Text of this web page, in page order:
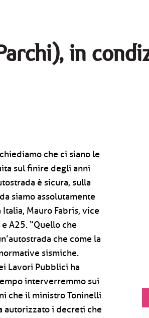
in
che ci siano le
sul finire degli anni
è sicura, sulla
siamo assolutamente
Mauro Fabris, vice
A25. “Quello che
che come la
sismiche.
Lavori Pubblici ha
interverremmo sui
che il ministro Toninelli
autorizzato i decreti che